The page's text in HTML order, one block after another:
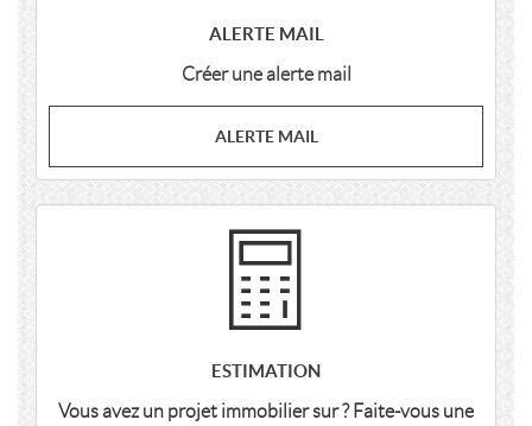
ALERTE MAIL
Créer une alerte mail
ALERTE MAIL
ESTIMATION
Vous avez un projet immobilier sur ? Faite-vous une